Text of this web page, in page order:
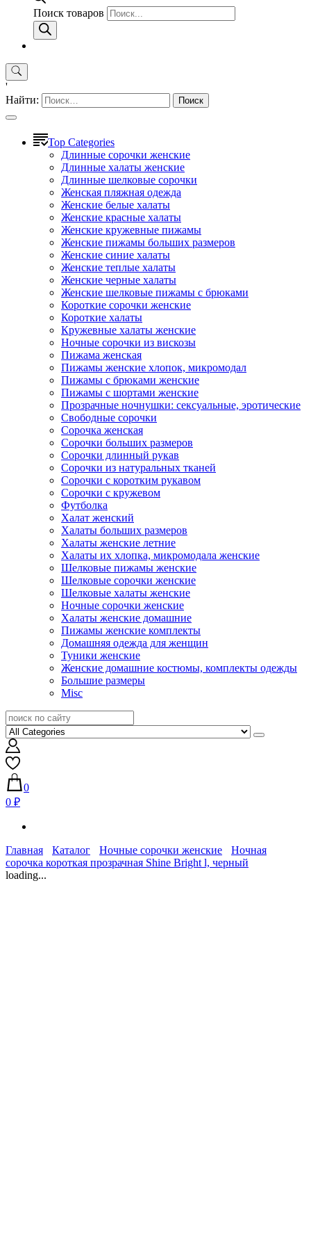
Поиск товаров
'
Найти:
Top Categories
Длинные сорочки женские
Длинные халаты женские
Длинные шелковые сорочки
Женская пляжная одежда
Женские белые халаты
Женские красные халаты
Женские кружевные пижамы
Женские пижамы больших размеров
Женские синие халаты
Женские теплые халаты
Женские черные халаты
Женские шелковые пижамы с брюками
Короткие сорочки женские
Короткие халаты
Кружевные халаты женские
Ночные сорочки из вискозы
Пижама женская
Пижамы женские хлопок, микромодал
Пижамы с брюками женские
Пижамы с шортами женские
Прозрачные ночнушки: сексуальные, эротические
Свободные сорочки
Сорочка женская
Сорочки больших размеров
Сорочки длинный рукав
Сорочки из натуральных тканей
Сорочки с коротким рукавом
Сорочки с кружевом
Футболка
Халат женский
Халаты больших размеров
Халаты женские летние
Халаты их хлопка, микромодала женские
Шелковые пижамы женские
Шелковые сорочки женские
Шелковые халаты женские
Ночные сорочки женские
Халаты женские домашние
Пижамы женские комплекты
Домашняя одежда для женщин
Туники женские
Женские домашние костюмы, комплекты одежды
Большие размеры
Misc
0
0 ₽
Главная Каталог Ночные сорочки женские
Ночная
сорочка короткая прозрачная Shine Bright l, черный
loading...